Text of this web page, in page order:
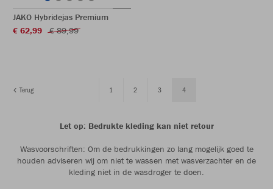
JAKO Hybridejas Premium
€ 62,99
€ 89,99
Terug 1 2 3 4
Let op: Bedrukte kleding kan niet retour
Wasvoorschriften: Om de bedrukkingen zo lang mogelijk goed te
houden adviseren wij om niet te wassen met wasverzachter en de
kleding niet in de wasdroger te doen.